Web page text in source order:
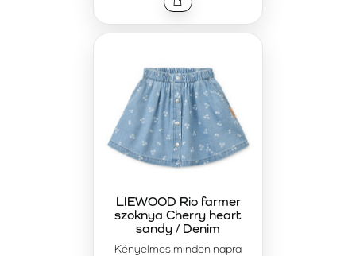
Kényelmes minden napra
LIEWOOD Rio farmer
szoknya Cherry heart
sandy / Denim